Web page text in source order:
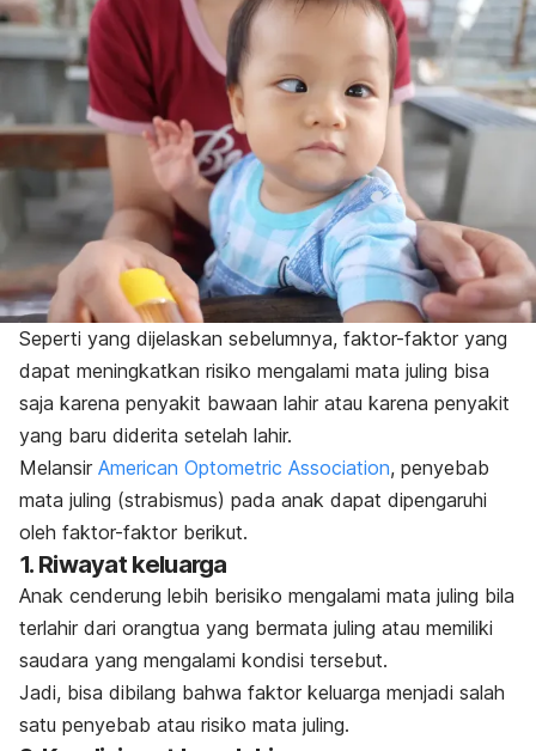
Seperti yang dijelaskan sebelumnya, faktor-faktor yang
dapat meningkatkan risiko mengalami mata juling bisa
saja karena penyakit bawaan lahir atau karena penyakit
yang baru diderita setelah lahir.
Melansir American Optometric Association, penyebab
mata juling (strabismus) pada anak dapat dipengaruhi
oleh faktor-faktor berikut.
1. Riwayat keluarga
Anak cenderung lebih berisiko mengalami mata juling bila
terlahir dari orangtua yang bermata juling atau memiliki
saudara yang mengalami kondisi tersebut.
Jadi, bisa dibilang bahwa faktor keluarga menjadi salah
satu penyebab atau risiko mata juling.